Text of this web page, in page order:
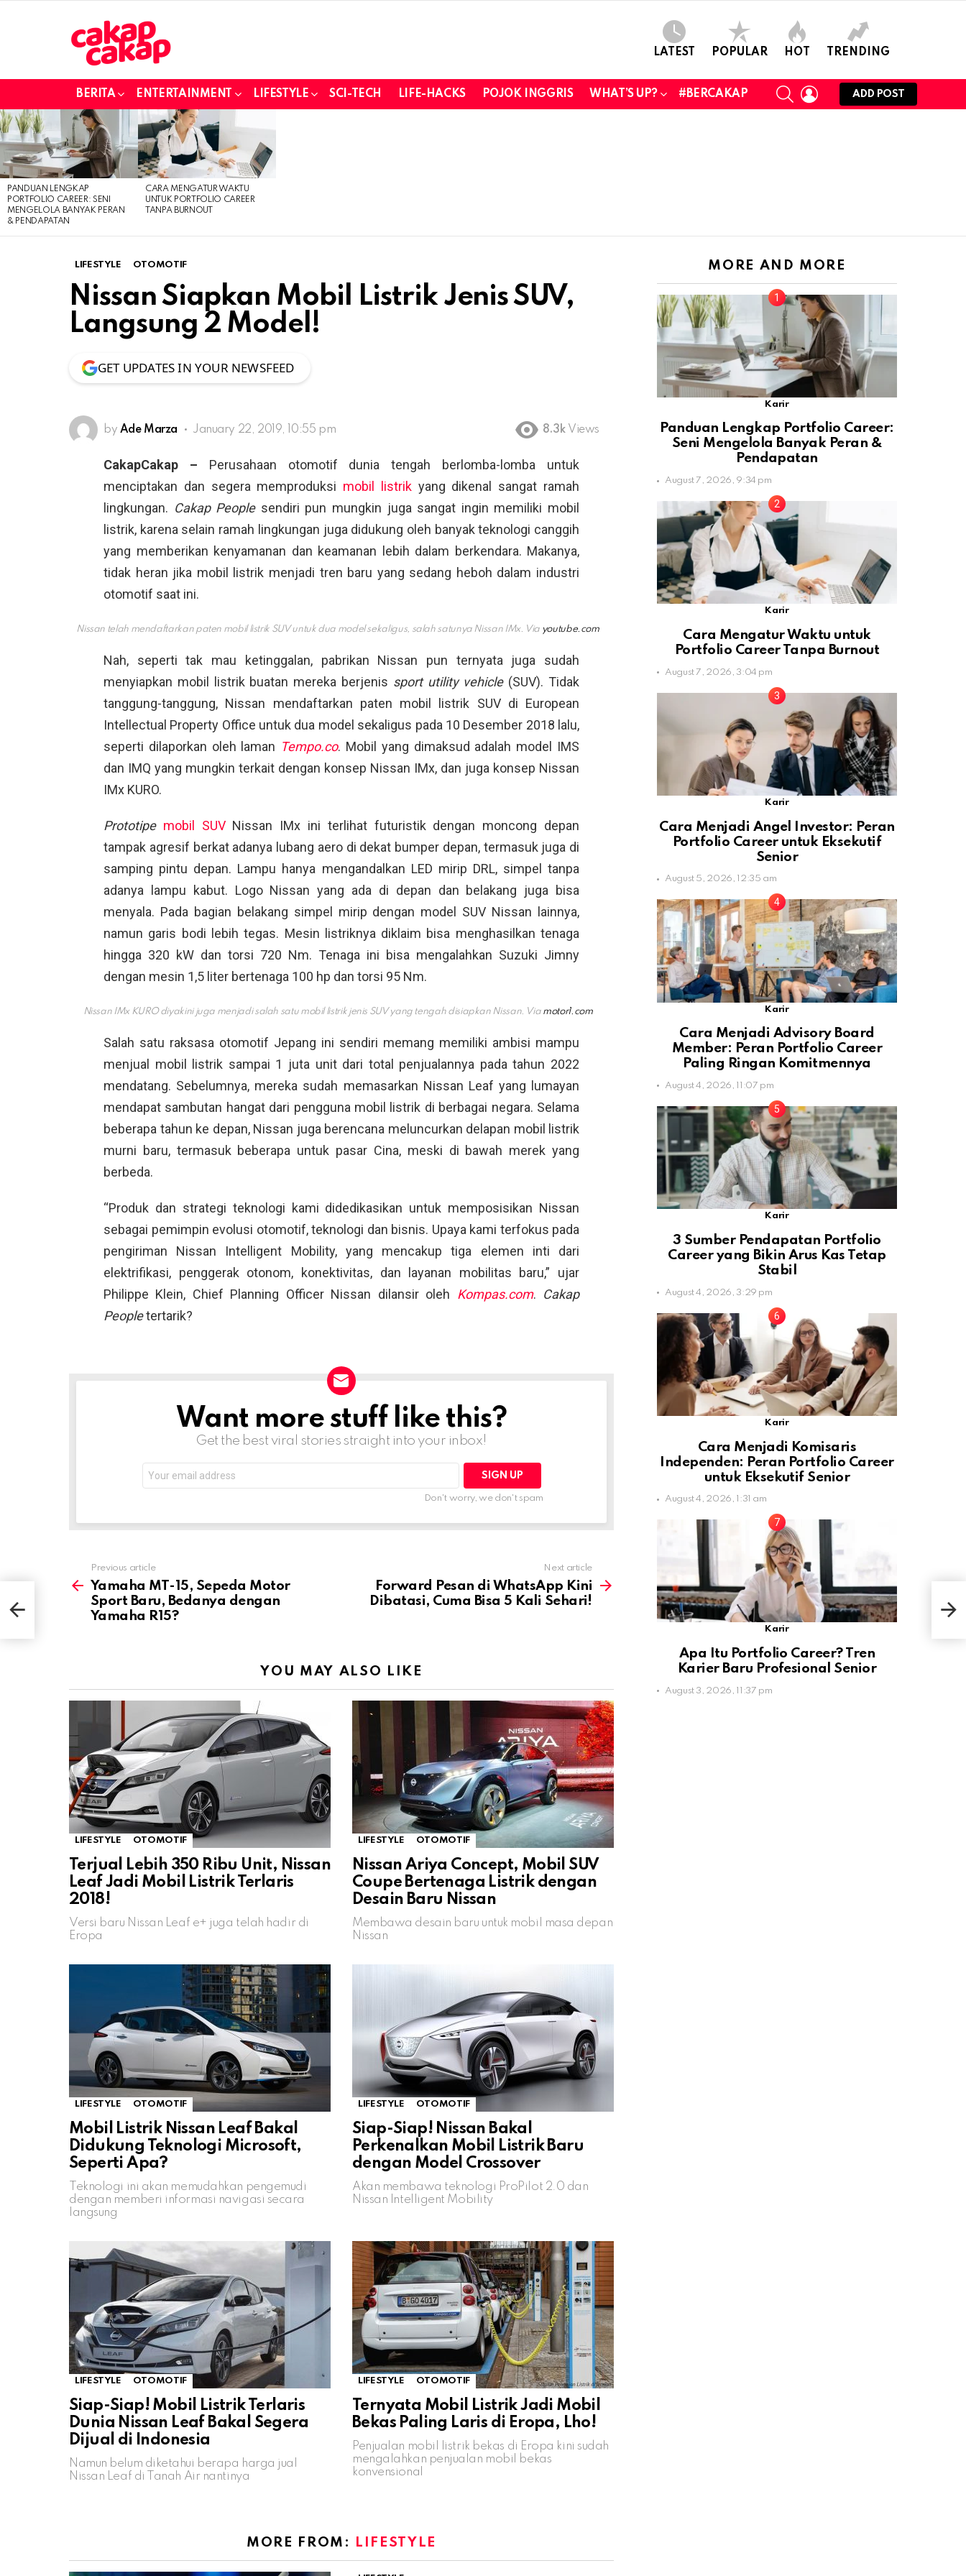
LATEST POPULAR HOT TRENDING
BERITA ENTERTAINMENT LIFESTYLE SCI-TECH LIFE-HACKS POJOK INGGRIS WHAT’S UP? #BERCAKAP
SEARCHLOGIN
ADD POST
LATEST
STORIES
PANDUAN LENGKAP
PORTFOLIO CAREER: SENI
MENGELOLA BANYAK PERAN
& PENDAPATAN
CARA MENGATUR WAKTU
UNTUK PORTFOLIO CAREER
TANPA BURNOUT
LIFESTYLE OTOMOTIF
Nissan Siapkan Mobil Listrik Jenis SUV,
Langsung 2 Model!
GET UPDATES IN YOUR NEWSFEED
by Ade Marza January 22, 2019, 10:55 pm 8.3k Views
CakapCakap – Perusahaan otomotif dunia tengah berlomba-lomba untuk
menciptakan dan segera memproduksi mobil listrikyang dikenal sangat ramah
lingkungan. Cakap Peoplesendiri pun mungkin juga sangat ingin memiliki mobil
listrik, karena selain ramah lingkungan juga didukung oleh banyak teknologi canggih
yang memberikan kenyamanan dan keamanan lebih dalam berkendara. Makanya,
tidak heran jika mobil listrik menjadi tren baru yang sedang heboh dalam industri
otomotif saat ini.
Nissan telah mendaftarkan paten mobil listrik SUV untuk dua model sekaligus, salah satunya Nissan IMx. Via youtube.com
Nah, seperti tak mau ketinggalan, pabrikan Nissan pun ternyata juga sudah
menyiapkan mobil listrik buatan mereka berjenis sport utility vehicle(SUV). Tidak
tanggung-tanggung, Nissan mendaftarkan paten mobil listrik SUV di European
Intellectual Property Office untuk dua model sekaligus pada 10 Desember 2018 lalu,
seperti dilaporkan oleh laman Tempo.co. Mobil yang dimaksud adalah model IMS
dan IMQ yang mungkin terkait dengan konsep Nissan IMx, dan juga konsep Nissan
IMx KURO.
Prototipe mobil SUVNissan IMx ini terlihat futuristik dengan moncong depan
tampak agresif berkat adanya lubang aero di dekat bumper depan, termasuk juga di
samping pintu depan. Lampu hanya mengandalkan LED mirip DRL, simpel tanpa
adanya lampu kabut. Logo Nissan yang ada di depan dan belakang juga bisa
menyala. Pada bagian belakang simpel mirip dengan model SUV Nissan lainnya,
namun garis bodi lebih tegas. Mesin listriknya diklaim bisa menghasilkan tenaga
hingga 320 kW dan torsi 720 Nm. Tenaga ini bisa mengalahkan Suzuki Jimny
dengan mesin 1,5 liter bertenaga 100 hp dan torsi 95 Nm.
Nissan IMx KURO diyakini juga menjadi salah satu mobil listrik jenis SUV yang tengah disiapkan Nissan. Via motor1.com
Salah satu raksasa otomotif Jepang ini sendiri memang memiliki ambisi mampu
menjual mobil listrik sampai 1 juta unit dari total penjualannya pada tahun 2022
mendatang. Sebelumnya, mereka sudah memasarkan Nissan Leaf yang lumayan
mendapat sambutan hangat dari pengguna mobil listrik di berbagai negara. Selama
beberapa tahun ke depan, Nissan juga berencana meluncurkan delapan mobil listrik
murni baru, termasuk beberapa untuk pasar Cina, meski di bawah merek yang
berbeda.
“Produk dan strategi teknologi kami didedikasikan untuk memposisikan Nissan
sebagai pemimpin evolusi otomotif, teknologi dan bisnis. Upaya kami terfokus pada
pengiriman Nissan Intelligent Mobility, yang mencakup tiga elemen inti dari
elektrifikasi, penggerak otonom, konektivitas, dan layanan mobilitas baru,” ujar
Philippe Klein, Chief Planning Officer Nissan dilansir oleh Kompas.com. Cakap
Peopletertarik?
NEWSLETTERWant more stuff like this?
Get the best viral stories straight into your inbox!
address:
Don't worry, we don't spam
more
Previous article
Yamaha MT-15, Sepeda Motor
Sport Baru, Bedanya dengan
Yamaha R15?
Next article
Forward Pesan di WhatsApp Kini
Dibatasi, Cuma Bisa 5 Kali Sehari!
YOU MAY ALSO LIKE
LIFESTYLE OTOMOTIF
Terjual Lebih 350 Ribu Unit, Nissan
Leaf Jadi Mobil Listrik Terlaris
2018!
Versi baru Nissan Leaf e+ juga telah hadir di
Eropa
LIFESTYLE OTOMOTIF
Nissan Ariya Concept, Mobil SUV
Coupe Bertenaga Listrik dengan
Desain Baru Nissan
Membawa desain baru untuk mobil masa depan
Nissan
LIFESTYLE OTOMOTIF
Mobil Listrik Nissan Leaf Bakal
Didukung Teknologi Microsoft,
Seperti Apa?
Teknologi ini akan memudahkan pengemudi
dengan memberi informasi navigasi secara
langsung
LIFESTYLE OTOMOTIF
Siap-Siap! Nissan Bakal
Perkenalkan Mobil Listrik Baru
dengan Model Crossover
Akan membawa teknologi ProPilot 2.0 dan
Nissan Intelligent Mobility
LIFESTYLE OTOMOTIF
Siap-Siap! Mobil Listrik Terlaris
Dunia Nissan Leaf Bakal Segera
Dijual di Indonesia
Namun belum diketahui berapa harga jual
Nissan Leaf di Tanah Air nantinya
LIFESTYLE OTOMOTIF
Ternyata Mobil Listrik Jadi Mobil
Bekas Paling Laris di Eropa, Lho!
Penjualan mobil listrik bekas di Eropa kini sudah
mengalahkan penjualan mobil bekas
konvensional
MORE FROM: LIFESTYLE
MORE AND MORE
Karir
Panduan Lengkap Portfolio Career:
Seni Mengelola Banyak Peran &
Pendapatan
August 7, 2026, 9:34 pm
Karir
Cara Mengatur Waktu untuk
Portfolio Career Tanpa Burnout
August 7, 2026, 3:04 pm
Karir
Cara Menjadi Angel Investor: Peran
Portfolio Career untuk Eksekutif
Senior
August 5, 2026, 12:35 am
Karir
Cara Menjadi Advisory Board
Member: Peran Portfolio Career
Paling Ringan Komitmennya
August 4, 2026, 11:07 pm
Karir
3 Sumber Pendapatan Portfolio
Career yang Bikin Arus Kas Tetap
Stabil
August 4, 2026, 3:29 pm
Karir
Cara Menjadi Komisaris
Independen: Peran Portfolio Career
untuk Eksekutif Senior
August 4, 2026, 1:31 am
Karir
Apa Itu Portfolio Career? Tren
Karier Baru Profesional Senior
August 3, 2026, 11:37 pm